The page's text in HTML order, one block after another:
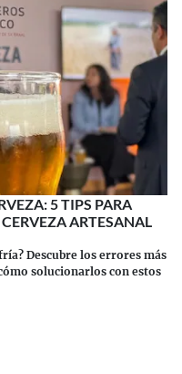
5 TIPS PARA
ARTESANAL
Descubre los errores más
solucionarlos con estos